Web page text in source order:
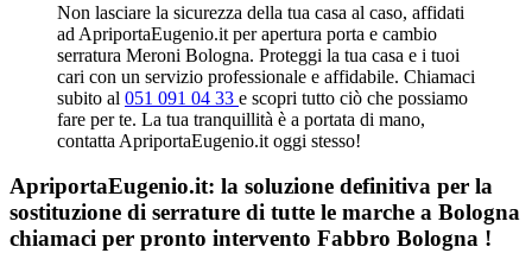
Non lasciare la sicurezza della tua casa al caso, affidati
ad ApriportaEugenio.it per apertura porta e cambio
serratura Meroni Bologna. Proteggi la tua casa e i tuoi
cari con un servizio professionale e affidabile. Chiamaci
subito al 051 091 04 33 e scopri tutto ciò che possiamo
fare per te. La tua tranquillità è a portata di mano,
contatta ApriportaEugenio.it oggi stesso!
ApriportaEugenio.it: la soluzione definitiva per la
sostituzione di serrature di tutte le marche a Bologna
chiamaci per pronto intervento Fabbro Bologna !